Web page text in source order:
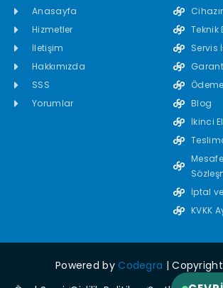
Anasayfa
Hizmetler
İletişim
Hakkımızda
SSS
Yorumlar
Teknik
Servis
Blog
İkinci
İptal
KVKK
Powered byCodegra |